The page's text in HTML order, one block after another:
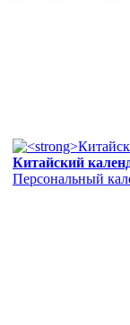
Китайский
Персональный